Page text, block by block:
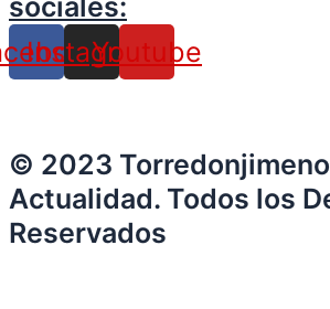
sociales:
Instagram
Youtube
© 2023 Torredonjimeno
Actualidad. Todos los
Reservados